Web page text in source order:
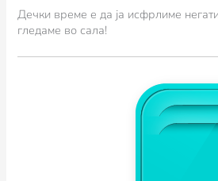
Дечки време е да ја исфрлиме
гледаме во сала!